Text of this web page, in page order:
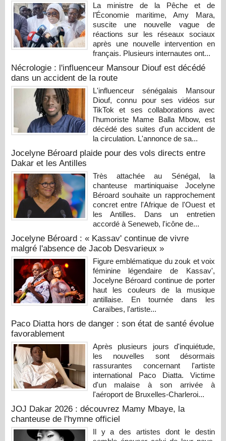
La ministre de la Pêche et de
l’Économie maritime, Amy Mara,
suscite une nouvelle vague de
réactions sur les réseaux sociaux
après une nouvelle intervention en
français. Plusieurs internautes ont...
Nécrologie : l'influenceur Mansour Diouf est décédé
dans un accident de la route
L'influenceur sénégalais Mansour
Diouf, connu pour ses vidéos sur
TikTok et ses collaborations avec
l'humoriste Mame Balla Mbow, est
décédé des suites d'un accident de
la circulation. L'annonce de sa...
Jocelyne Béroard plaide pour des vols directs entre
Dakar et les Antilles
Très attachée au Sénégal, la
chanteuse martiniquaise Jocelyne
Béroard souhaite un rapprochement
concret entre l'Afrique de l'Ouest et
les Antilles. Dans un entretien
accordé à Seneweb, l'icône de...
Jocelyne Béroard : « Kassav' continue de vivre
malgré l'absence de Jacob Desvarieux »
Figure emblématique du zouk et voix
féminine légendaire de Kassav',
Jocelyne Béroard continue de porter
haut les couleurs de la musique
antillaise. En tournée dans les
Caraïbes, l'artiste...
Paco Diatta hors de danger : son état de santé évolue
favorablement
Après plusieurs jours d'inquiétude,
les nouvelles sont désormais
rassurantes concernant l'artiste
international Paco Diatta. Victime
d'un malaise à son arrivée à
l'aéroport de Bruxelles-Charleroi...
JOJ Dakar 2026 : découvrez Mamy Mbaye, la
chanteuse de l'hymne officiel
Il y a des artistes dont le destin